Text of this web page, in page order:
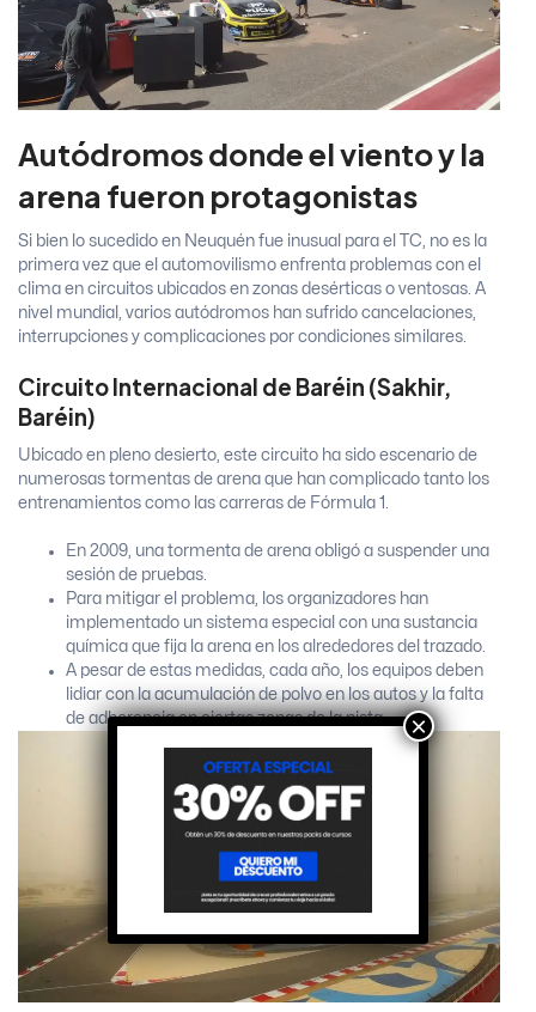
Autódromos donde el viento y la
arena fueron protagonistas
Si bien lo sucedido en Neuquén fue inusual para el TC, no es la
primera vez que el automovilismo enfrenta problemas con el
clima en circuitos ubicados en zonas desérticas o ventosas. A
nivel mundial, varios autódromos han sufrido cancelaciones,
interrupciones y complicaciones por condiciones similares.
Circuito Internacional de Baréin (Sakhir,
Baréin)
Ubicado en pleno desierto, este circuito ha sido escenario de
numerosas tormentas de arena que han complicado tanto los
entrenamientos como las carreras de Fórmula 1.
En 2009, una tormenta de arena obligó a suspender una
sesión de pruebas.
Para mitigar el problema, los organizadores han
implementado un sistema especial con una sustancia
química que fija la arena en los alrededores del trazado.
A pesar de estas medidas, cada año, los equipos deben
lidiar con la acumulación de polvo en los autos y la falta
de adherencia en ciertas zonas de la pista.
×